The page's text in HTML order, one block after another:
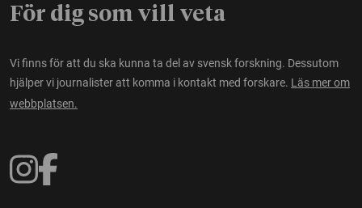
För dig som vill veta
Vi finns för att du ska kunna ta del av svensk forskning. Dessutom
hjälper vi journalister att komma i kontakt med forskare. Läs mer om
webbplatsen.